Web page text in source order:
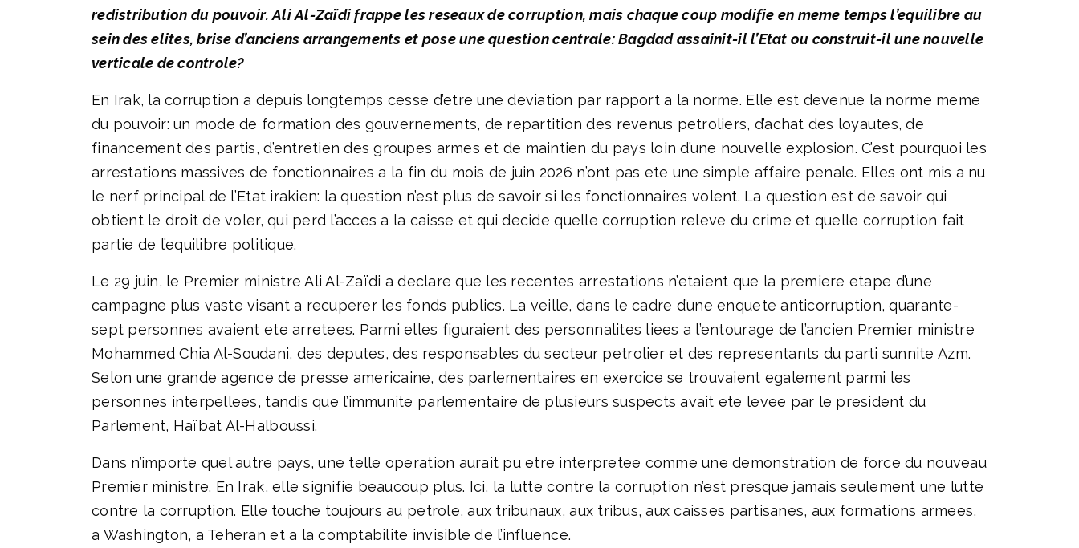
redistribution du pouvoir. Ali Al-Zaïdi frappe les reseaux de corruption, mais chaque coup modifie en meme temps l’equilibre au
sein des elites, brise d’anciens arrangements et pose une question centrale: Bagdad assainit-il l’Etat ou construit-il une nouvelle
verticale de controle?
En Irak, la corruption a depuis longtemps cesse d’etre une deviation par rapport a la norme. Elle est devenue la norme meme
du pouvoir: un mode de formation des gouvernements, de repartition des revenus petroliers, d’achat des loyautes, de
financement des partis, d’entretien des groupes armes et de maintien du pays loin d’une nouvelle explosion. C’est pourquoi les
arrestations massives de fonctionnaires a la fin du mois de juin 2026 n’ont pas ete une simple affaire penale. Elles ont mis a nu
le nerf principal de l’Etat irakien: la question n’est plus de savoir si les fonctionnaires volent. La question est de savoir qui
obtient le droit de voler, qui perd l’acces a la caisse et qui decide quelle corruption releve du crime et quelle corruption fait
partie de l’equilibre politique.
Le 29 juin, le Premier ministre Ali Al-Zaïdi a declare que les recentes arrestations n’etaient que la premiere etape d’une
campagne plus vaste visant a recuperer les fonds publics. La veille, dans le cadre d’une enquete anticorruption, quarante-
sept personnes avaient ete arretees. Parmi elles figuraient des personnalites liees a l’entourage de l’ancien Premier ministre
Mohammed Chia Al-Soudani, des deputes, des responsables du secteur petrolier et des representants du parti sunnite Azm.
Selon une grande agence de presse americaine, des parlementaires en exercice se trouvaient egalement parmi les
personnes interpellees, tandis que l’immunite parlementaire de plusieurs suspects avait ete levee par le president du
Parlement, Haïbat Al-Halboussi.
Dans n’importe quel autre pays, une telle operation aurait pu etre interpretee comme une demonstration de force du nouveau
Premier ministre. En Irak, elle signifie beaucoup plus. Ici, la lutte contre la corruption n’est presque jamais seulement une lutte
contre la corruption. Elle touche toujours au petrole, aux tribunaux, aux tribus, aux caisses partisanes, aux formations armees,
a Washington, a Teheran et a la comptabilite invisible de l’influence.